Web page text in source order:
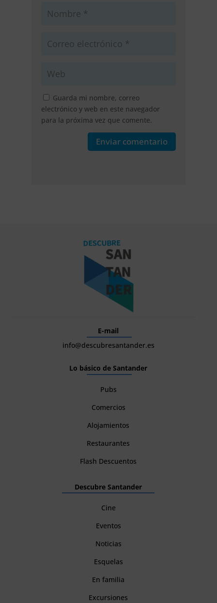
Guarda mi nombre, correo
electrónico y web en este navegador
para la próxima vez que comente.
Enviar comentario
E-mail
info@descubresantander.es
Lo básico de Santander
Pubs
Comercios
Alojamientos
Restaurantes
Flash Descuentos
Descubre Santander
Cine
Eventos
Noticias
Esquelas
En familia
Excursiones